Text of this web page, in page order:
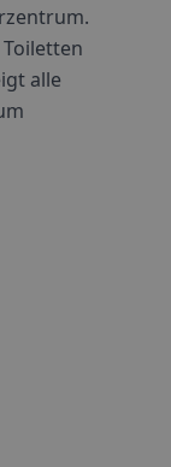
alle